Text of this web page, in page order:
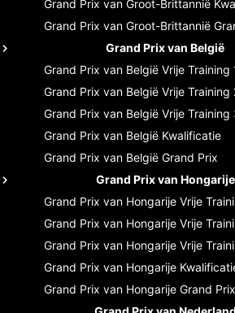
Grand Prix van Groot-Brittannië
Grand Prix van Groot-Brittannië
Grand Prix van België
Grand Prix van België Vrije Training
Grand Prix van België Vrije Training
Grand Prix van België Vrije Training
Grand Prix van België Kwalificatie
Grand Prix van België Grand Prix
Grand Prix van Hongarije
Grand Prix van Hongarije Vrije
Grand Prix van Hongarije Vrije
Grand Prix van Hongarije Vrije
Grand Prix van Hongarije
Grand Prix van Hongarije Grand Prix